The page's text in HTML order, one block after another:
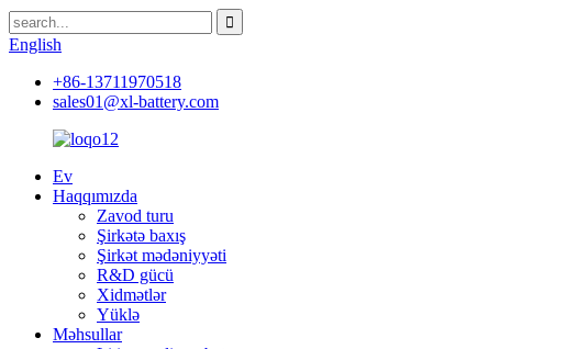
English
+86-13711970518
sales01@xl-battery.com
Ev
Haqqımızda
Zavod turu
Şirkətə baxış
Şirkət mədəniyyəti
R&D gücü
Xidmətlər
Yüklə
Məhsullar